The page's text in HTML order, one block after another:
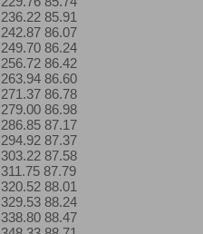
236.22 85.91
242.87 86.07
249.70 86.24
256.72 86.42
263.94 86.60
271.37 86.78
279.00 86.98
286.85 87.17
294.92 87.37
303.22 87.58
311.75 87.79
320.52 88.01
329.53 88.24
338.80 88.47